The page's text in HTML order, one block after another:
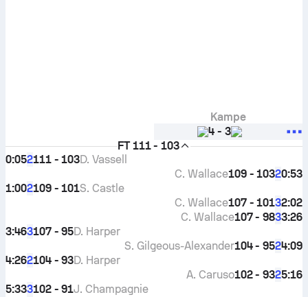
Kampe
4 - 3
FT 111 - 103
0:052111 - 103D. Vassell
0:53
2
109 - 103
C. Wallace
1:002109 - 101S. Castle
2:02
3
107 - 101
C. Wallace
3:26
3
107 - 98
C. Wallace
3:463107 - 95D. Harper
4:09
2
104 - 95
S. Gilgeous-Alexander
4:262104 - 93D. Harper
5:16
2
102 - 93
A. Caruso
5:333102 - 91J. Champagnie